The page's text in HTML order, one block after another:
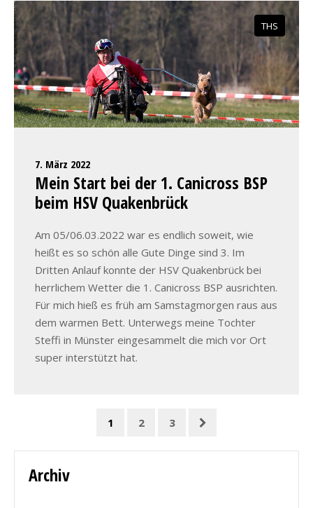
THS
7. März 2022
Mein Start bei der 1. Canicross BSP
beim HSV Quakenbrück
Am 05/06.03.2022 war es endlich soweit, wie
heißt es so schön alle Gute Dinge sind 3. Im
Dritten Anlauf konnte der HSV Quakenbrück bei
herrlichem Wetter die 1. Canicross BSP ausrichten.
Für mich hieß es früh am Samstagmorgen raus aus
dem warmen Bett. Unterwegs meine Tochter
Steffi in Münster eingesammelt die mich vor Ort
super interstützt hat.
1 2 3
Archiv